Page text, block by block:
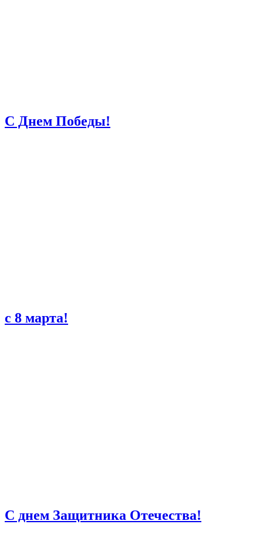
С Днем Победы!
с 8 марта!
С днем Защитника Отечества!